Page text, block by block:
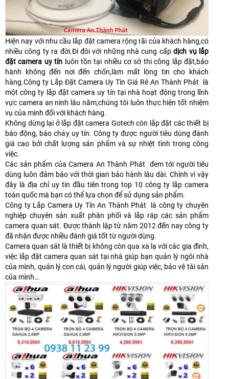
Hiện nay với nhu cầu lắp đặt camera rộng rãi của khách hàng,có
nhiều công ty ra đời.Đi đôi với những nhà cung cấpdịch vụ lắp
đặt camera uy tín luôn tồn tại nhiều cơ sở thi công lắp đặt,bảo
hành không đến nơi đến chốn,làm mất lòng tin cho khách
hàng.Công ty Lắp Đặt Camera Uy Tín Giá Rẻ An Thành Phát là
một công ty lắp đặt camera uy tín tại nhà hoạt động trong lĩnh
vực camera an ninh lâu năm,chúng tôi luôn thực hiện tốt nhiệm
vụ của mình đối với khách hàng.
Không dừng lại ở lắp đặt camera Gotech còn lắp đặt các thiết bị
báo động, báo cháy uy tín. Công ty được người tiêu dùng đánh
giá cao bởi chất lượng sản phẩm và sự nhiệt tình trong công
việc.
Các sản phẩm của Camera An Thành Phát đem tới người tiêu
dùng luôn đảm bảo với thời gian bảo hành lâu dài. Chính vì vậy
đây là địa chỉ uy tín đầu tiên trong top 10 công ty lắp camera
toàn quốc mà bạn có thể lựa chọn để sử dụng sản phẩm.
Công ty Lắp Camera Uy Tín An Thành Phát là công ty chuyên
nghiệp chuyên sản xuất phân phối và lắp ráp các sản phẩm
camera quan sát. Được thành lập từ năm 2012 đến nay công ty
đã nhận được nhiều đánh giá tốt từ người dùng.
Camera quan sát là thiết bị không còn qua xa lạ với các gia đình,
việc lắp đặt camera quan sát tại nhà giúp bạn quản lý ngôi nhà
của mình, quản lý con cái, quản lý người giúp việc, bảo vệ tài sản
của mình…